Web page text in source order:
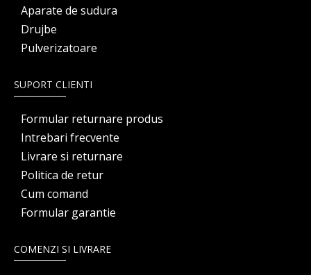
Aparate de sudura
Drujbe
Pulverizatoare
SUPORT CLIENTI
Formular returnare produs
Intrebari frecvente
Livrare si returnare
Politica de retur
Cum comand
Formular garantie
COMENZI SI LIVRARE